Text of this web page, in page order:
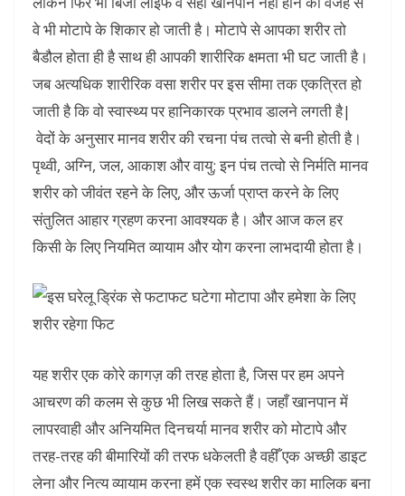
वे भी मोटापे के शिकार हो जाती है। मोटापे से आपका शरीर तो
बैडौल होता ही है साथ ही आपकी शारीरिक क्षमता भी घट जाती है।
जब अत्यधिक शारीरिक वसा शरीर पर इस सीमा तक एकत्रित हो
जाती है कि वो स्वास्थ्य पर हानिकारक प्रभाव डालने लगती है|
वेदों के अनुसार मानव शरीर की रचना पंच तत्वो से बनी होती है।
पृथ्वी, अग्नि, जल, आकाश और वायु; इन पंच तत्वो से निर्मति मानव
शरीर को जीवंत रहने के लिए, और ऊर्जा प्राप्त करने के लिए
संतुलित आहार ग्रहण करना आवश्यक है। और आज कल हर
किसी के लिए नियमित व्यायाम और योग करना लाभदायी होता है।
यह शरीर एक कोरे कागज़ की तरह होता है, जिस पर हम अपने
आचरण की कलम से कुछ भी लिख सकते हैं। जहाँ खानपान में
लापरवाही और अनियमित दिनचर्या मानव शरीर को मोटापे और
तरह-तरह की बीमारियों की तरफ धकेलती है वहीँ एक अच्छी डाइट
लेना और नित्य व्यायाम करना हमें एक स्वस्थ शरीर का मालिक बना